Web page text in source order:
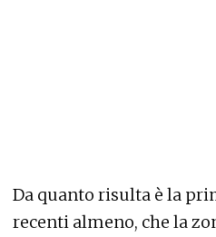
Da quanto risulta è la
recenti almeno, che la